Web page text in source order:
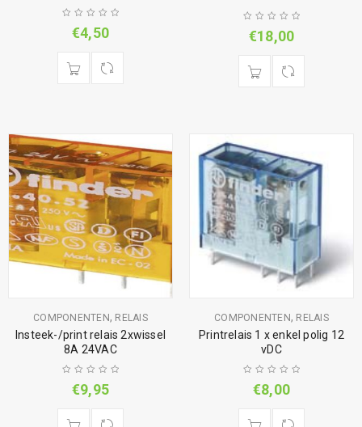
€4,50 €18,00
COMPONENTEN, RELAIS
Insteek-/print relais 2xwissel
8A 24VAC
€9,95
COMPONENTEN, RELAIS
Printrelais 1 x enkel polig 12
vDC
€8,00